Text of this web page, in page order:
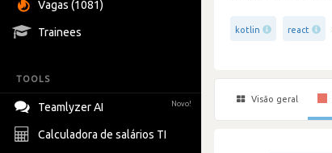
Vagas (1081)
Trainees
TOOLS
Teamlyzer AI Novo!
Calculadora de salários TI
kotlin react
Visão geral